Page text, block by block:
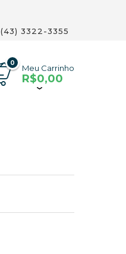
(43) 3322-3355
0
Meu Carrinho
R$0,00